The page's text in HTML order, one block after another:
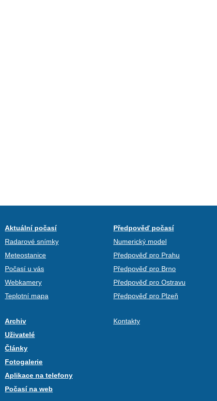
Aktuální počasí
Radarové snímky
Meteostanice
Počasí u vás
Webkamery
Teplotní mapa
Předpověď počasí
Numerický model
Předpověď pro Prahu
Předpověď pro Brno
Předpověď pro Ostravu
Předpověď pro Plzeň
Archiv
Uživatelé
Články
Fotogalerie
Aplikace na telefony
Počasí na web
Kontakty